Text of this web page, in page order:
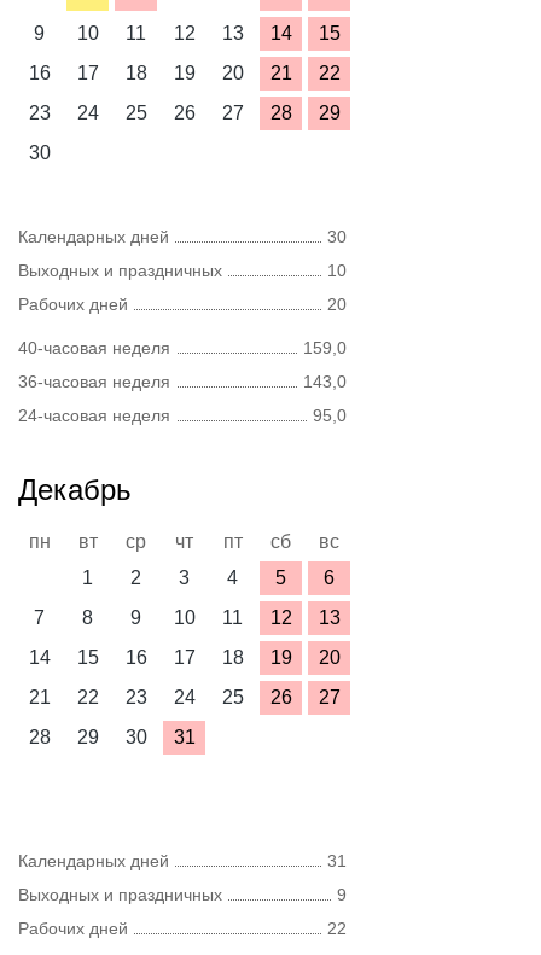
9
10 11 12 13 14
15
16
17 18 19 20 21
22
23
24 25 26 27 28
29
30
Календарных дней
30
Выходных и праздничных
10
Рабочих дней
20
40-часовая неделя
159,0
36-часовая неделя
143,0
24-часовая неделя
95,0
Декабрь
пн вт ср чт пт сб
вс
1
2 3 4 5
6
7
8 9 10 11 12
13
14
15 16 17 18 19
20
21
22 23 24 25 26
27
28
29 30 31
Календарных дней
31
Выходных и праздничных
9
Рабочих дней
22